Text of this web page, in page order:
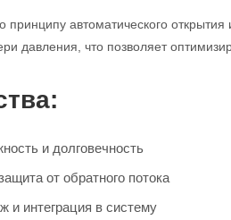
принципу автоматического
давления, что позволяет
и долговечность
от обратного потока
и интеграция в систему